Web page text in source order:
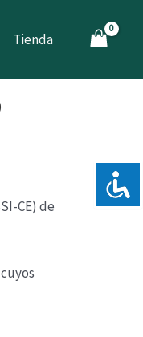
Tienda
CE) de